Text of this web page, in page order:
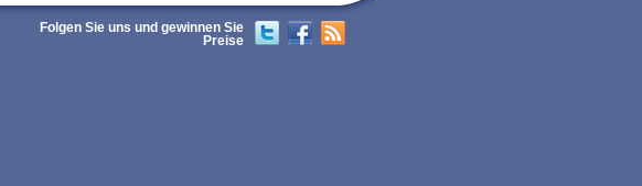
Folgen Sie uns und gewinnen Sie
Preise
Twitter Facebook